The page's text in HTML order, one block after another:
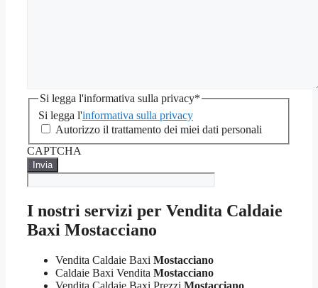
Si legga l'informativa sulla privacy*
Si legga l'informativa sulla privacy
Autorizzo il trattamento dei miei dati personali
CAPTCHA
I nostri servizi per Vendita Caldaie
Baxi Mostacciano
Vendita Caldaie Baxi Mostacciano
Caldaie Baxi Vendita Mostacciano
Vendita Caldaie Baxi Prezzi Mostacciano